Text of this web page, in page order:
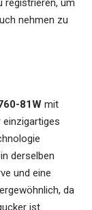
nehmen zu
81W mit
derselben
und eine
da
ist.